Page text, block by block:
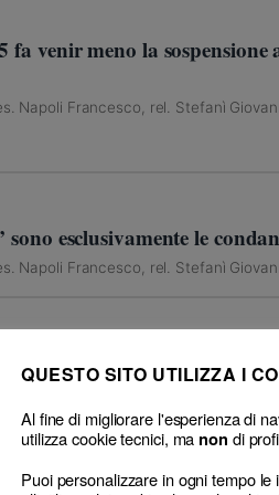
venir meno la
Napoli Francesco, rel. Stefanì
esclusivamente le
Napoli Francesco, rel. Stefanì
in concreto della
Napoli Francesco, rel. Stefanì
QUESTO SITO UTILIZZA I
Al fine di migliorare l'esperienza di
utilizza cookie tecnici, ma non di
Puoi personalizzare in ogni tempo le